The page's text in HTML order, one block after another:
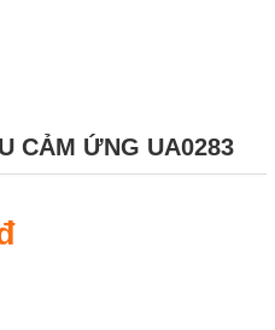
CẢM ỨNG UA0283